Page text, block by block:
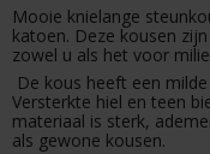
Mooie knielange
katoen. Deze kousen
zowel u als het voor
De kous heeft een
Versterkte hiel en teen
materiaal is sterk,
als gewone kousen.